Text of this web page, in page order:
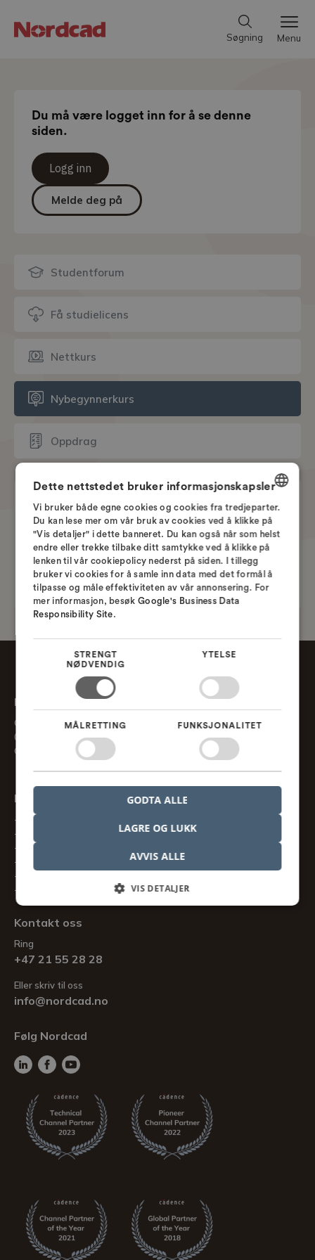
Søgning Menu
Du må være logget inn for å se denne
siden.
Logg inn
Melde deg på
Studentforum
Få studielicens
Nettkurs
Nybegynnerkurs
Oppdrag
Trenger du hjelp?
Ring hver ukedag
+47 21 55 28 28
Eller skriv til oss
info@nordcad.no
Nordcad AS
Gaustadalleen 21
0349 Oslo, NO
CVR. nr. 918 370 013
Informasjon
Handelsbetingelser
Cookies og personopplysninger
Konsulentvirksomheter
Kontakt oss
Ring
+47 21 55 28 28
Eller skriv til oss
info@nordcad.no
Følg Nordcad
DANISH
ENGLISH
SWEDISH
NORWEGIAN
Dette nettstedet bruker informasjonskapsler
Vi bruker både egne cookies og cookies fra tredjeparter.
Du kan lese mer om vår bruk av cookies ved å klikke på
"Vis detaljer" i dette banneret. Du kan også når som helst
endre eller trekke tilbake ditt samtykke ved å klikke på
lenken til vår cookiepolicy nederst på siden. I tillegg
bruker vi cookies for å samle inn data med det formål å
tilpasse og måle effektiviteten av vår annonsering. For
mer informasjon, besøkGoogle's Business Data
Responsibility Site.
STRENGT
NØDVENDIG
YTELSE
MÅLRETTING FUNKSJONALITET
LAGRE OG LUKK
GODTA ALLE
AVVIS ALLE
VIS DETALJER